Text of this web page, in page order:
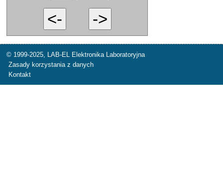
© 1999-2025, LAB-EL Elektronika Laboratoryjna
Zasady korzystania z danych
Kontakt